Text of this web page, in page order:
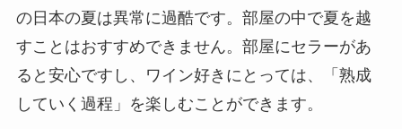
の日本の夏は異常に過酷です。部屋の中で夏を越
すことはおすすめできません。部屋にセラーがあ
ると安心ですし、ワイン好きにとっては、「熟成
していく過程」を楽しむことができます。